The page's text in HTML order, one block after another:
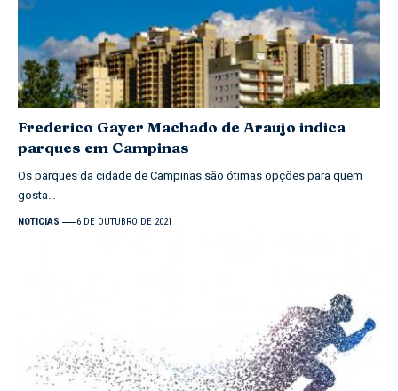
Frederico Gayer Machado de Araujo indica
parques em Campinas
Os parques da cidade de Campinas são ótimas opções para quem
gosta…
NOTICIAS 6 DE OUTUBRO DE 2021